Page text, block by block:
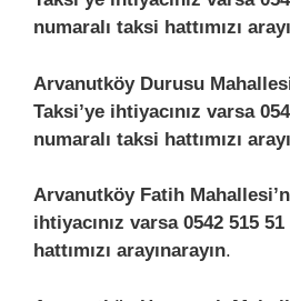
numaralı taksi hattımızı
Arvanutköy Durusu
Taksi’ye ihtiyacınız varsa
numaralı taksi hattımızı
Arvanutköy Fatih
ihtiyacınız varsa 0542 515
hattımızı arayınarayın.